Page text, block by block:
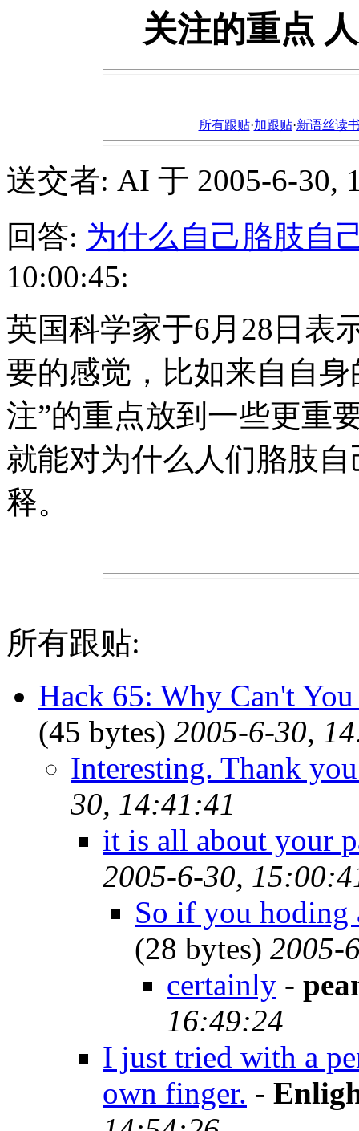
关注的重点
所有跟贴·加跟贴·新语丝读
送交者: AI 于 2005-6-30,
回答: 为什么自己胳肢自
10:00:45:
英国科学家于6月28日表
要的感觉，比如来自自
注”的重点放到一些更重
就能对为什么人们胳肢
释。
所有跟贴:
Hack 65: Why Can't
(45 bytes) 2005-6-30,
Interesting. Thank
30, 14:41:41
it is all about your
2005-6-30,
So if you hoding
(28 bytes) 2005-
certainly -
16:49:24
I just tried with a
own finger. -